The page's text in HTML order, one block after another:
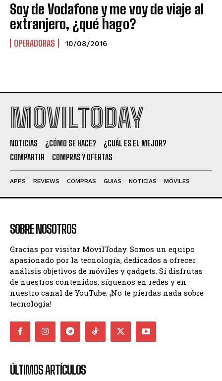
Soy de Vodafone y me voy de viaje al
extranjero, ¿qué hago?
OPERADORAS 10/08/2016
MOVILTODAY
NOTICIAS ¿CÓMO SE HACE?
¿CUÁL ES EL MEJOR?
COMPARTIR
COMPRAS Y OFERTAS
APPS REVIEWS COMPRAS GUIAS NOTICIAS MÓVILES
SOBRE NOSOTROS
Gracias por visitar MovilToday. Somos un equipo
apasionado por la tecnología, dedicados a ofrecer
análisis objetivos de móviles y gadgets. Si disfrutas
de nuestros contenidos, síguenos en redes y en
nuestro canal de YouTube. ¡No te pierdas nada sobre
tecnología!
ÚLTIMOS ARTÍCULOS